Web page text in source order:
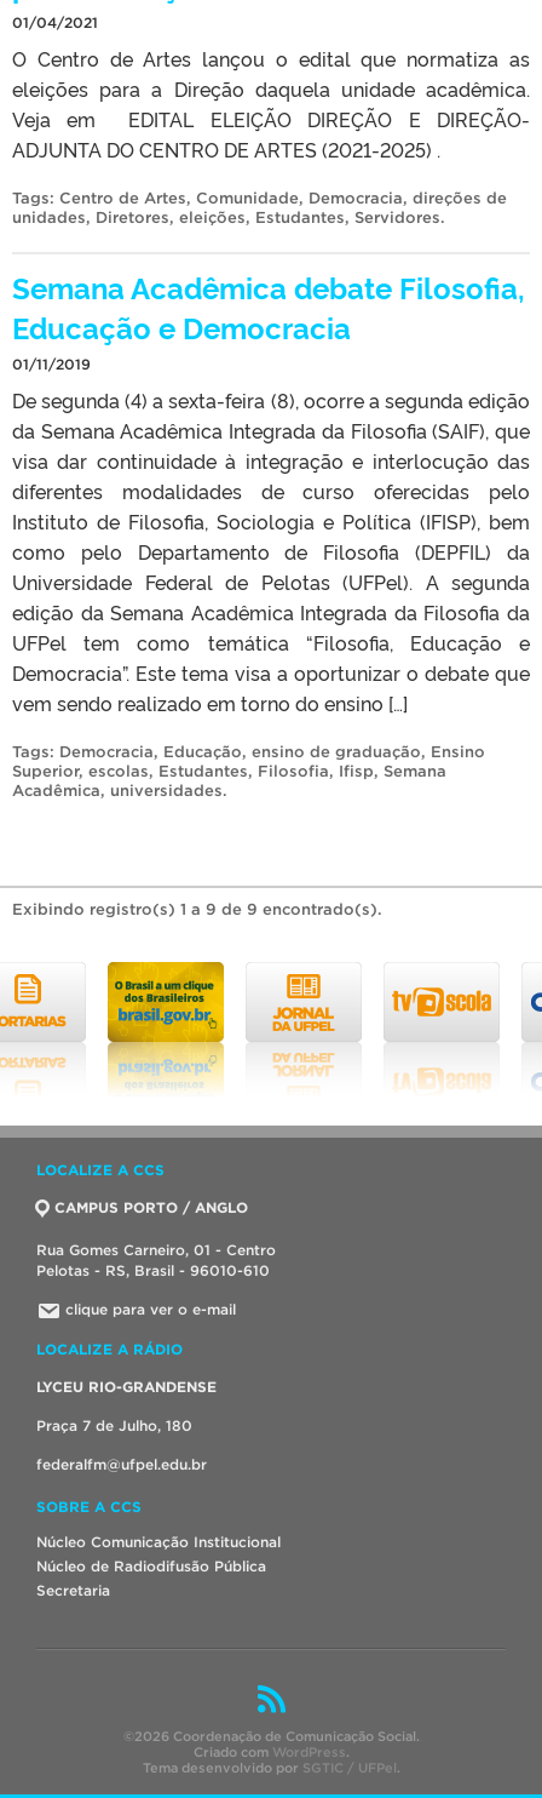
01/04/2021
O Centro de Artes lançou o edital que normatiza as
eleições para a Direção daquela unidade acadêmica.
Veja em EDITAL ELEIÇÃO DIREÇÃO E DIREÇÃO-
ADJUNTA DO CENTRO DE ARTES (2021-2025) .
Tags: Centro de Artes, Comunidade, Democracia, direções de
unidades, Diretores, eleições, Estudantes, Servidores.
Semana Acadêmica debate Filosofia,
Educação e Democracia
01/11/2019
De segunda (4) a sexta-feira (8), ocorre a segunda edição
da Semana Acadêmica Integrada da Filosofia (SAIF), que
visa dar continuidade à integração e interlocução das
diferentes modalidades de curso oferecidas pelo
Instituto de Filosofia, Sociologia e Política (IFISP), bem
como pelo Departamento de Filosofia (DEPFIL) da
Universidade Federal de Pelotas (UFPel). A segunda
edição da Semana Acadêmica Integrada da Filosofia da
UFPel tem como temática “Filosofia, Educação e
Democracia”. Este tema visa a oportunizar o debate que
vem sendo realizado em torno do ensino […]
Tags: Democracia, Educação, ensino de graduação, Ensino
Superior, escolas, Estudantes, Filosofia, Ifisp, Semana
Acadêmica, universidades.
Exibindo registro(s) 1 a 9 de 9 encontrado(s).
LOCALIZE A CCS
CAMPUS PORTO / ANGLO
Rua Gomes Carneiro, 01 - Centro
Pelotas - RS, Brasil - 96010-610
clique para ver o e-mail
LOCALIZE A RÁDIO
LYCEU RIO-GRANDENSE
Praça 7 de Julho, 180
federalfm@ufpel.edu.br
SOBRE A CCS
Núcleo Comunicação Institucional
Núcleo de Radiodifusão Pública
Secretaria
©2026 Coordenação de Comunicação Social.
Criado com WordPress.
Tema desenvolvido por SGTIC / UFPel.